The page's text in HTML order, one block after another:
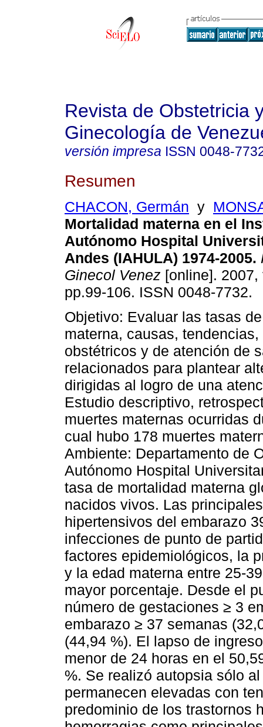
Revista de Obstetricia
Ginecología de
versión impresa ISSN 0048-
Resumen
CHACON, Germán y
Mortalidad materna en el
Autónomo Hospital
Andes (IAHULA) 1974-2005.
Ginecol Venez [online].
pp.99-106. ISSN 0048-7732.
Objetivo: Evaluar las tasas
materna, causas,
obstétricos y de atención de
relacionados para plantear
dirigidas al logro de una
Estudio descriptivo,
muertes maternas ocurridas
cual hubo 178 muertes
Ambiente: Departamento de
Autónomo Hospital
tasa de mortalidad materna
nacidos vivos. Las
hipertensivos del embarazo
infecciones de punto de
factores epidemiológicos, la
y la edad materna entre 25-
mayor porcentaje. Desde el
número de gestaciones ≥ 3
embarazo ≥ 37 semanas
(44,94 %). El lapso de
menor de 24 horas en el
%. Se realizó autopsia sólo
permanecen elevadas con
predominio de los trastornos